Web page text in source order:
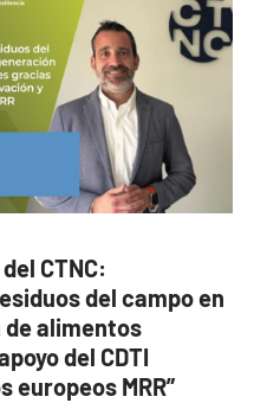
CTNC:
del campo en
de alimentos
del CDTI
europeos MRR”